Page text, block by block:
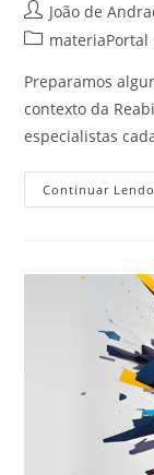
João de
materiaPortal
Preparamos
contexto da
especialistas
Continuar Lendo